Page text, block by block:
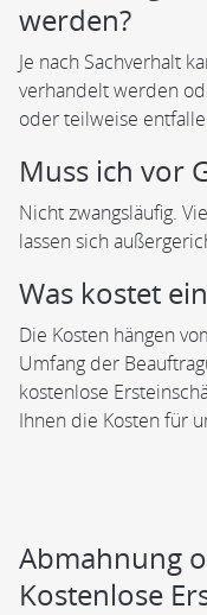
werden?
Je nach Sachverhalt
verhandelt werden
oder teilweise
Muss ich vor
Nicht zwangsläufig.
lassen sich
Was kostet
Die Kosten hängen
Umfang der
kostenlose
Ihnen die Kosten für
Abmahnung
Kostenlose